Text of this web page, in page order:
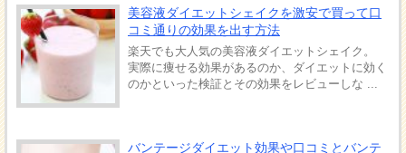
美容液ダイエットシェイクを激安で買って口
コミ通りの効果を出す方法
楽天でも大人気の美容液ダイエットシェイク。
実際に痩せる効果があるのか、ダイエットに効く
のかといった検証とその効果をレビューしな ...
バンテージダイエット効果や口コミとバンテ